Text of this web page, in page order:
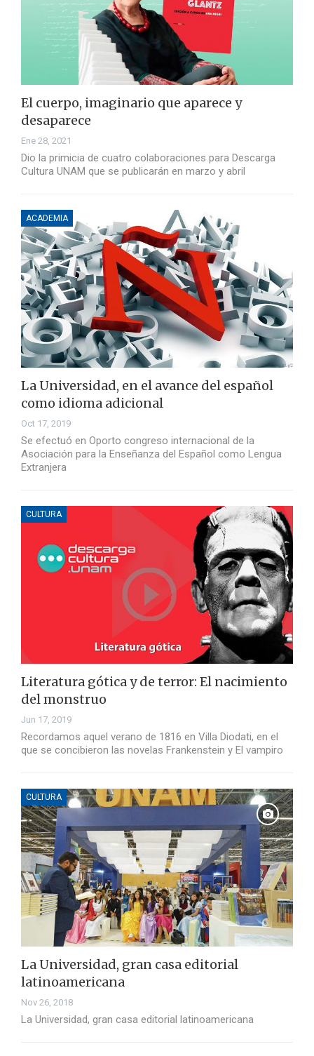
El cuerpo, imaginario que aparece y
desaparece
Ene 28, 2021
Dio la primicia de cuatro colaboraciones para Descarga
Cultura UNAM que se publicarán en marzo y abril
ACADEMIA
La Universidad, en el avance del español
como idioma adicional
Oct 17, 2019
Se efectuó en Oporto congreso internacional de la
Asociación para la Enseñanza del Español como Lengua
Extranjera
CULTURA
Literatura gótica y de terror: El nacimiento
del monstruo
Jun 17, 2019
Recordamos aquel verano de 1816 en Villa Diodati, en el
que se concibieron las novelas Frankenstein y El vampiro
CULTURA
La Universidad, gran casa editorial
latinoamericana
Nov 26, 2018
La Universidad, gran casa editorial latinoamericana